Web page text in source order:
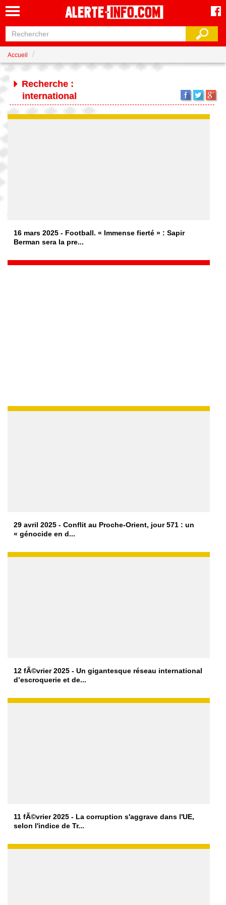
Accueil
Recherche :
international
16 mars 2025 - Football. « Immense fierté » : Sapir
Berman sera la pre...
29 avril 2025 - Conflit au Proche-Orient, jour 571 : un
« génocide en d...
12 fÃ©vrier 2025 - Un gigantesque réseau international
d’escroquerie et de...
11 fÃ©vrier 2025 - La corruption s'aggrave dans l'UE,
selon l'indice de Tr...